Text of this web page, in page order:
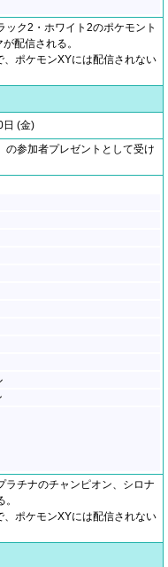
ク2・ホワイト2のポケモント
配信される。
ポケモンXYには配信されない
日 (金)
の参加者プレゼントとして受け
ラチナのチャンピオン、シロナ
ポケモンXYには配信されない